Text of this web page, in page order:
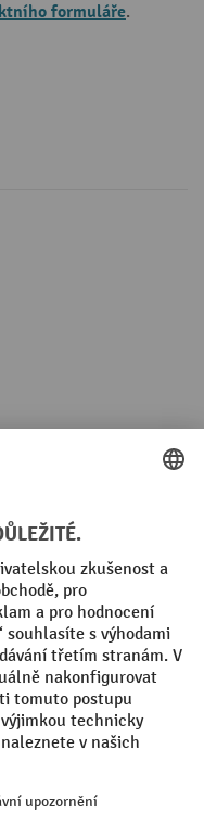
formuláře.